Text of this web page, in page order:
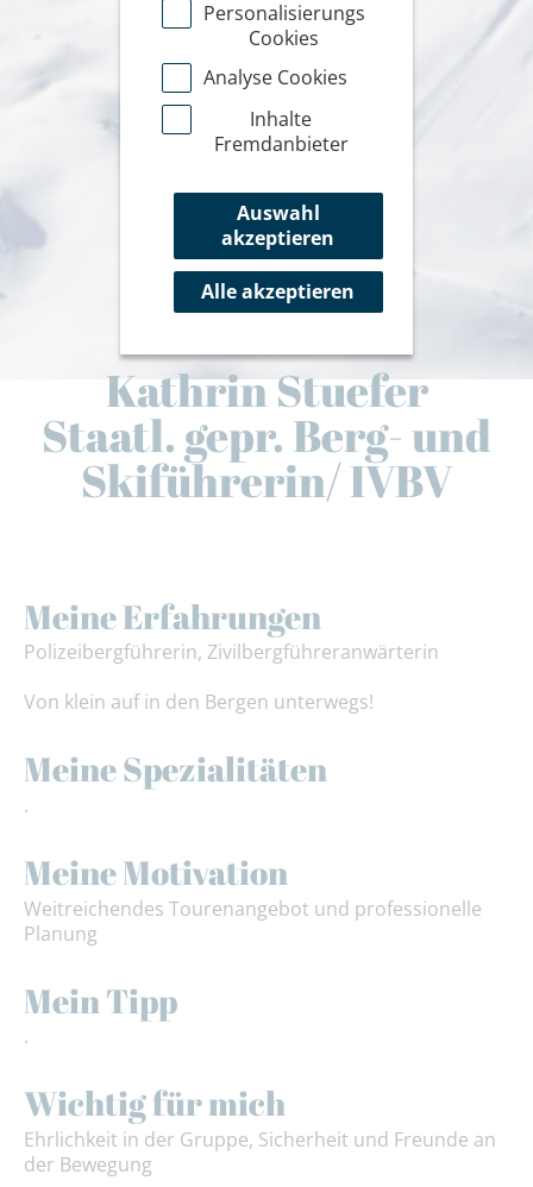
Kathrin Stuefer
Staatl. gepr. Berg- und
Skiführerin/ IVBV
Meine Erfahrungen
Polizeibergführerin, Zivilbergführeranwärterin
Von klein auf in den Bergen unterwegs!
Meine Spezialitäten
.
Meine Motivation
Weitreichendes Tourenangebot und professionelle
Planung
Mein Tipp
.
Wichtig für mich
Ehrlichkeit in der Gruppe, Sicherheit und Freunde an
der Bewegung
Personalisierungs
Cookies
Analyse Cookies
Inhalte
Fremdanbieter
Auswahl
akzeptieren
Alle akzeptieren